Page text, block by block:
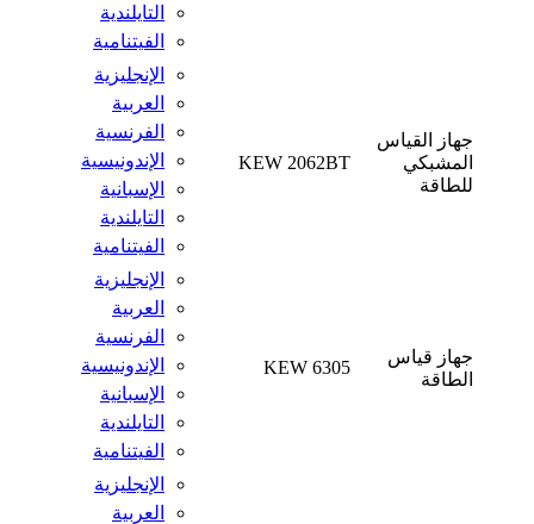
التايلندية
الفيتنامية
جهاز القياس
المشبكي
للطاقة
KEW 2062BT
الإنجليزية
العربية
الفرنسية
الإندونيسية
الإسبانية
التايلندية
الفيتنامية
جهاز قياس
الطاقة
KEW 6305
الإنجليزية
العربية
الفرنسية
الإندونيسية
الإسبانية
التايلندية
الفيتنامية
الإنجليزية
العربية